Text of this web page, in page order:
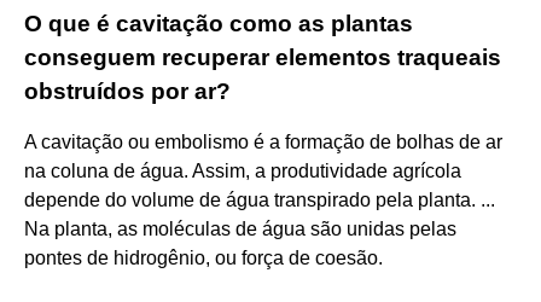
O que é cavitação como as plantas
conseguem recuperar elementos traqueais
obstruídos por ar?
A cavitação ou embolismo é a formação de bolhas de ar
na coluna de água. Assim, a produtividade agrícola
depende do volume de água transpirado pela planta. ...
Na planta, as moléculas de água são unidas pelas
pontes de hidrogênio, ou força de coesão.